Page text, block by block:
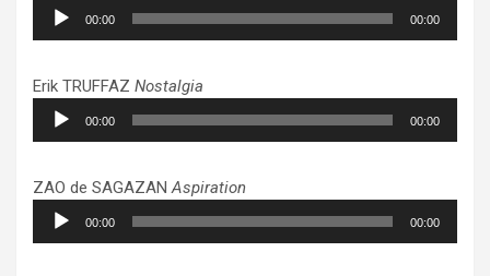
Lecteur
audio
00:00 00:00
Erik TRUFFAZ Nostalgia
Lecteur
audio
00:00 00:00
ZAO de SAGAZANAspiration
Lecteur
audio
00:00 00:00